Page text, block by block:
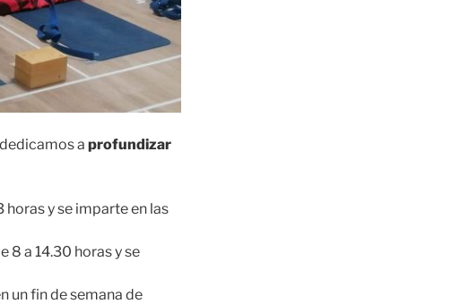
a profundizar
horas y se imparte en las
8 a 14.30 horas y se
un fin de semana de